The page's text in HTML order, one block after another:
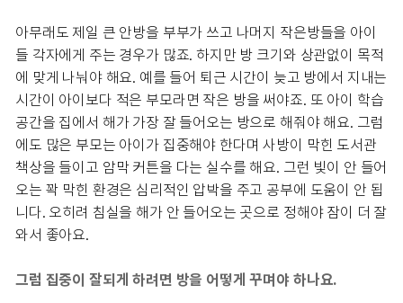
아무래도 제일 큰 안방을 부부가 쓰고 나머지 작은방들을 아이
들 각자에게 주는 경우가 많죠. 하지만 방 크기와 상관없이 목적
에 맞게 나눠야 해요. 예를 들어 퇴근 시간이 늦고 방에서 지내는
시간이 아이보다 적은 부모라면 작은 방을 써야죠. 또 아이 학습
공간을 집에서 해가 가장 잘 들어오는 방으로 해줘야 해요. 그럼
에도 많은 부모는 아이가 집중해야 한다며 사방이 막힌 도서관
책상을 들이고 암막 커튼을 다는 실수를 해요. 그런 빛이 안 들어
오는 꽉 막힌 환경은 심리적인 압박을 주고 공부에 도움이 안 됩
니다. 오히려 침실을 해가 안 들어오는 곳으로 정해야 잠이 더 잘
와서 좋아요.
그럼 집중이 잘되게 하려면 방을 어떻게 꾸며야 하나요.